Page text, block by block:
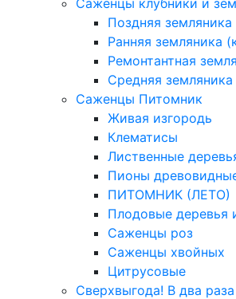
Саженцы клубники и
Поздняя земляника
Ранняя земляника
Ремонтантная
Средняя земляника
Саженцы Питомник
Живая изгородь
Клематисы
Лиственные
Пионы
ПИТОМНИК (ЛЕТО)
Плодовые деревья
Саженцы роз
Саженцы хвойных
Цитрусовые
Сверхвыгода! В два